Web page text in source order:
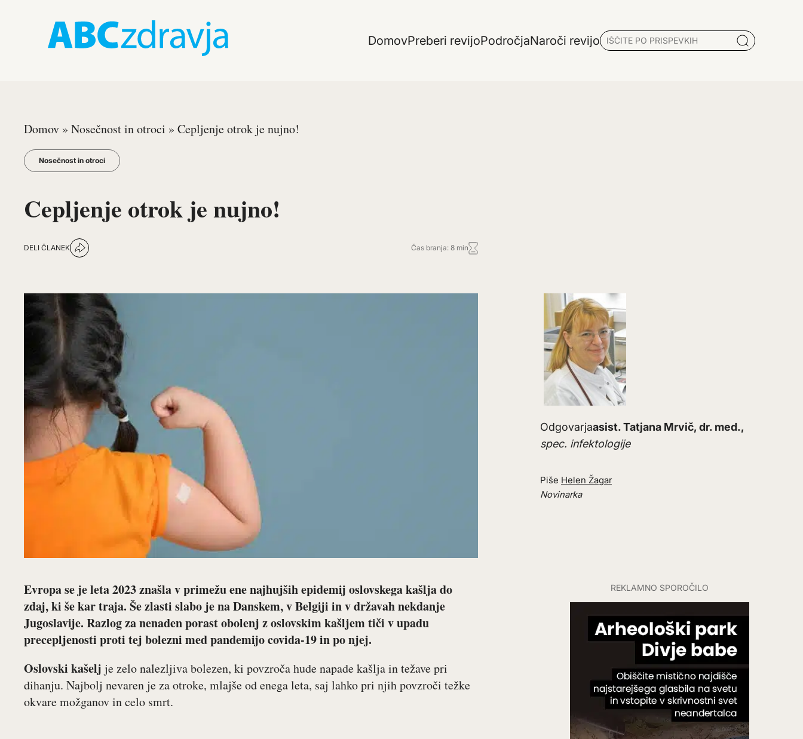
DomovPreberi revijoPodročjaNaroči revijo
Domov » Nosečnost in otroci » Cepljenje otrok je nujno!
Nosečnost in otroci
Cepljenje otrok je nujno!
DELI ČLANEK Čas branja: 8 min
Evropa se je leta 2023 znašla v primežu ene najhujših epidemij oslovskega kašlja do
zdaj, ki še kar traja. Še zlasti slabo je na Danskem, v Belgiji in v državah nekdanje
Jugoslavije. Razlog za nenaden porast obolenj z oslovskim kašljem tiči v upadu
precepljenosti proti tej bolezni med pandemijo covida-19 in po njej.
Oslovski kašelj je zelo nalezljiva bolezen, ki povzroča hude napade kašlja in težave pri
dihanju. Najbolj nevaren je za otroke, mlajše od enega leta, saj lahko pri njih povzroči težke
okvare možganov in celo smrt.
Odgovarjaasist. Tatjana Mrvič, dr. med.,
spec. infektologije
Piše Helen Žagar
Novinarka
REKLAMNO SPOROČILO